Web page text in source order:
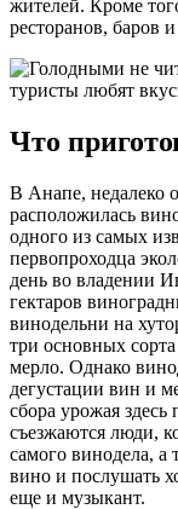
жителей. Кроме
ресторанов, баров
Что
В Анапе, недалеко
расположилась
одного из самых
первопроходца
день во владении
гектаров
винодельни на
три основных
мерло. Однако
дегустации вин и
сбора урожая
съезжаются люди,
самого винодела, а
вино и послушать
еще и музыкант.